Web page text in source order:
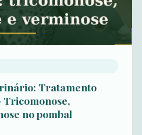
Tratamento
Tricomonose,
no pombal